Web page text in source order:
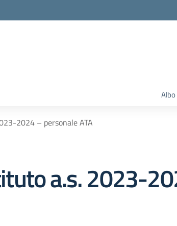
2024 – personale ATA
a.s. 2023-